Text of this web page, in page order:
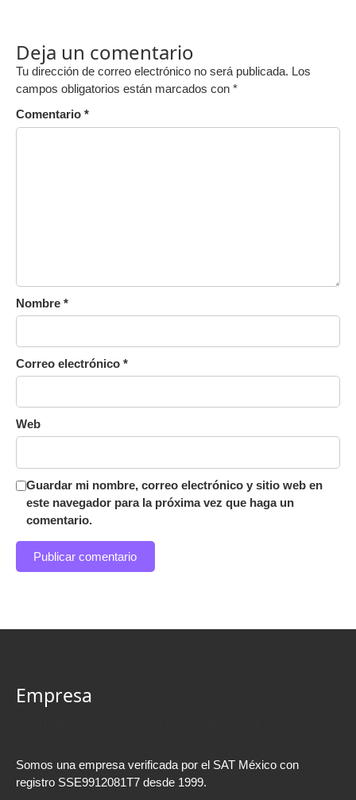
Deja un comentario
Tu dirección de correo electrónico no será publicada. Los
campos obligatorios están marcados con *
Comentario *
Nombre *
Correo electrónico *
Web
Guardar mi nombre, correo electrónico y sitio web en
este navegador para la próxima vez que haga un
comentario.
Empresa
Somos una empresa verificada por el SAT México con
registro SSE9912081T7 desde 1999.